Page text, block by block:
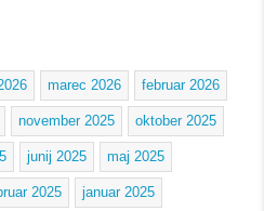
marec 2026 februar 2026
november 2025 oktober 2025
junij 2025 maj 2025
2025 januar 2025